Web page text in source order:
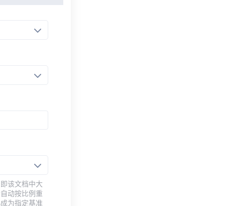
该文档中大
动按比例重
为指定基准